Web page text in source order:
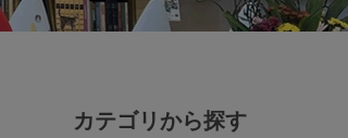
カテゴリから探す